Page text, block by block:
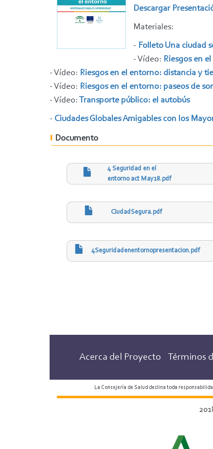
Descargar
Materiales:
- Folleto Una ciudad
- Vídeo: Riesgos en
- Vídeo: Riesgos en el entorno: distancia y
- Vídeo: Riesgos en el entorno: paseos de
- Vídeo: Transporte público: el autobús
- Ciudades Globales Amigables con los
Documento
4 Seguridad en el
entorno act May18.pdf
CiudadSegura.pdf
4Seguridadenentornopresentacion.pdf
Acerca del Proyecto Términos
La Consejería de Salud declina toda